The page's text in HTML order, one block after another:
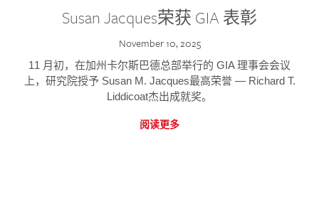
Susan Jacques荣获 GIA 表彰
November 10, 2025
11 月初，在加州卡尔斯巴德总部举行的 GIA 理事会会议
上，研究院授予 Susan M. Jacques最高荣誉 — Richard T.
Liddicoat杰出成就奖。
阅读更多